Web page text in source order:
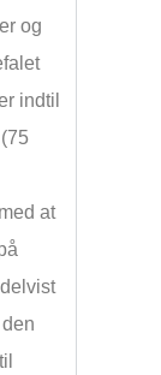
og
indtil
at